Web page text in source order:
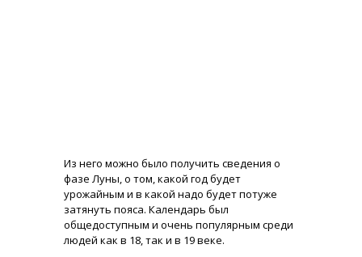
Из него можно было получить сведения о
фазе Луны, о том, какой год будет
урожайным и в какой надо будет потуже
затянуть пояса. Календарь был
общедоступным и очень популярным среди
людей как в 18, так и в 19 веке.